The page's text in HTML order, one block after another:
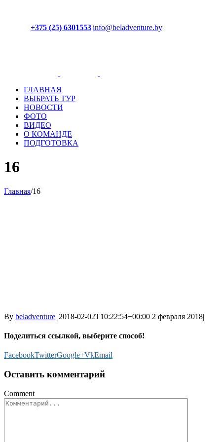
+375 (25) 6301553|info@beladventure.by
ГЛАВНАЯ
ВЫБРАТЬ ТУР
НОВОСТИ
ФОТО
ВИДЕО
О КОМАНДЕ
ПОДГОТОВКА
16
Главная/16
By beladventure| 2018-02-02T10:22:54+00:00 2 февраля 2018|
Поделиться ссылкой, выберите способ!
FacebookTwitterGoogle+VkEmail
Оставить комментарий
Comment